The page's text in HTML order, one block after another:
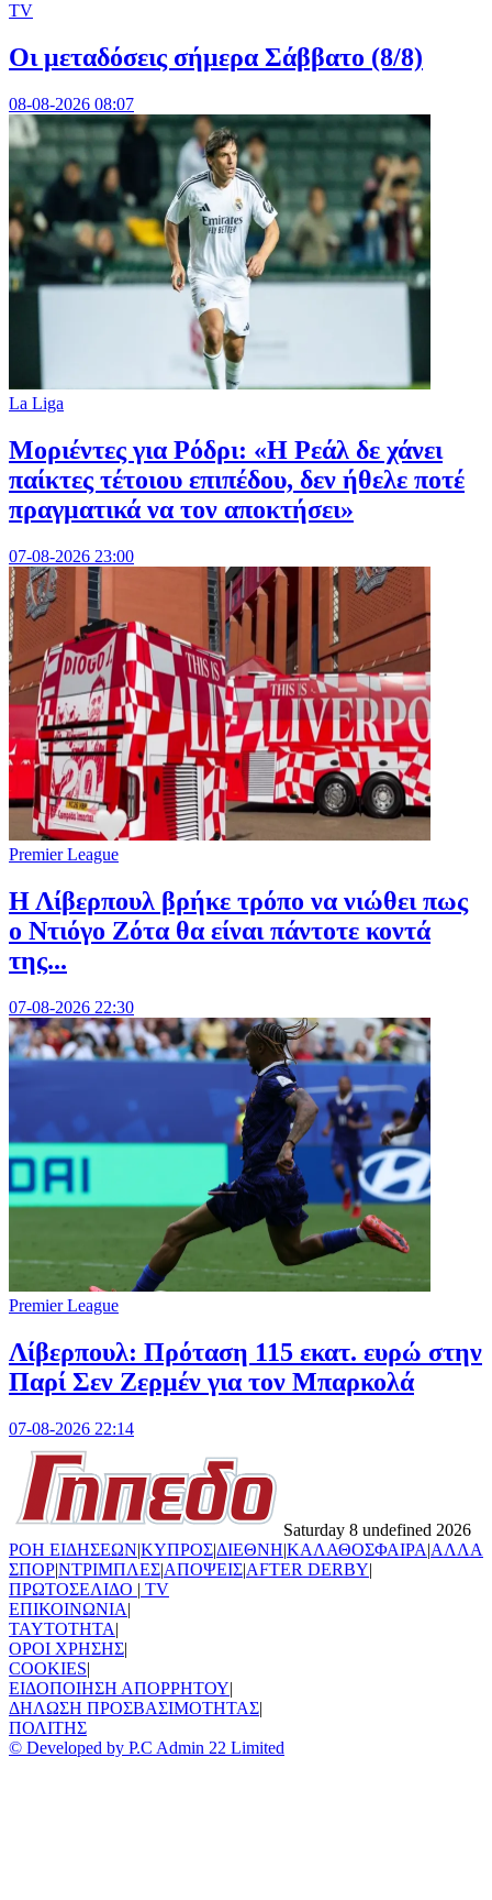
TV
Οι μεταδόσεις σήμερα Σάββατο (8/8)
08-08-2026 08:07
La Liga
Μοριέντες για Ρόδρι: «Η Ρεάλ δε χάνει
παίκτες τέτοιου επιπέδου, δεν ήθελε ποτέ
πραγματικά να τον αποκτήσει»
07-08-2026 23:00
Premier League
Η Λίβερπουλ βρήκε τρόπο να νιώθει πως
ο Ντιόγο Ζότα θα είναι πάντοτε κοντά
της...
07-08-2026 22:30
Premier League
Λίβερπουλ: Πρόταση 115 εκατ. ευρώ στην
Παρί Σεν Ζερμέν για τον Μπαρκολά
07-08-2026 22:14
Saturday 8 undefined 2026
ΡΟΗ ΕΙΔΗΣΕΩΝ|ΚΥΠΡΟΣ|ΔΙΕΘΝΗ|ΚΑΛΑΘΟΣΦΑΙΡΑ|ΑΛΛΑ
ΣΠΟΡ|ΝΤΡΙΜΠΛΕΣ|ΑΠΟΨΕΙΣ|AFTER DERBY|
ΠΡΩΤΟΣΕΛΙΔΟ | TV
ΕΠΙΚΟΙΝΩΝΙΑ|
TAYTOTHTA|
ΟΡΟΙ ΧΡΗΣΗΣ|
COOKIES|
ΕΙΔΟΠΟΙΗΣΗ ΑΠΟΡΡΗΤΟΥ|
ΔΗΛΩΣΗ ΠΡΟΣΒΑΣΙΜΟΤΗΤΑΣ|
ΠΟΛΙΤΗΣ
© Developed by P.C Admin 22 Limited